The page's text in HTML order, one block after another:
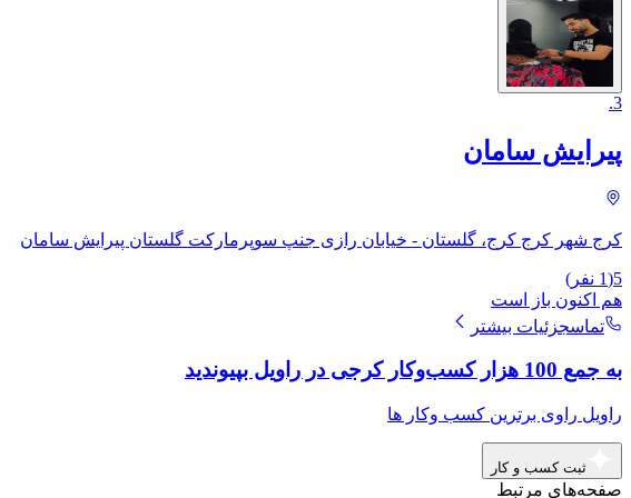
3
.
پیرایش سامان
کرج شهر کرج کرج، گلستان - خیابان رازی جنپ سوپرمارکت گلستان پیرایش سامان
5
(
1 نفر)
هم اکنون باز است
تماسجزئیات بیشتر
به جمع 100 هزار کسب‌وکار کرجی در راویل بپیوندید
راویل راوی برترین کسب وکار ها
ثبت کسب و کار
صفحه‌های مرتبط